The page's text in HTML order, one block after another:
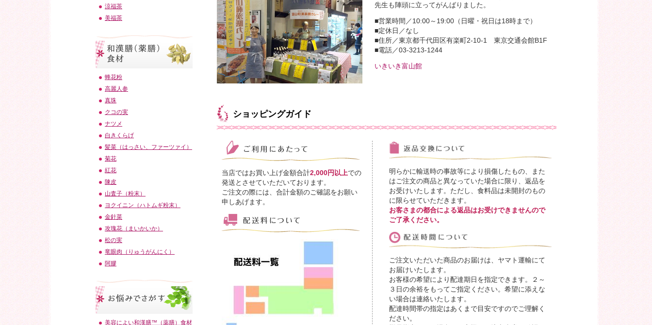
先生も陣頭に立ってがんばりました。
■営業時間／10:00～19:00（日曜・祝日は18時まで）
■定休日／なし
■住所／東京都千代田区有楽町2-10-1 東京交通会館B1F
■電話／03-3213-1244
いきいき富山館
ショッピングガイド
当店ではお買い上げ金額合計2,000円以上での
発送とさせていただいております。
ご注文の際には、合計金額のご確認をお願い
申しあげます。
明らかに輸送時の事故等により損傷したもの、また
はご注文の商品と異なっていた場合に限り、返品を
お受けいたします。ただし、食料品は未開封のもの
に限らせていただきます。
お客さまの都合による返品はお受けできませんので
ご了承ください。
ご注文いただいた商品のお届けは、ヤマト運輸にて
お届けいたします。
お客様の希望により配達期日を指定できます。２～
３日の余裕をもってご指定ください。希望に添えな
い場合は連絡いたします。
配達時間帯の指定はあくまで目安ですのでご理解く
ださい。
涼福茶
美福茶
蜂花粉
高麗人参
真珠
クコの実
ナツメ
白きくらげ
髪菜（はっさい、ファーツァイ）
菊花
紅花
陳皮
山査子（粉末）
ヨクイニン（ハトムギ粉末）
金針菜
攻瑰花（まいかいか）
松の実
竜眼肉（りゅうがんにく）
阿膠
美容によい和漢膳™（薬膳）食材